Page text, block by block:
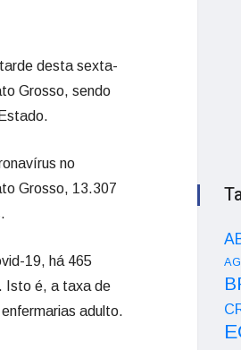
desta sexta-
Grosso, sendo
no
Grosso, 13.307
19, há 465
Isto é, a taxa de
adulto.